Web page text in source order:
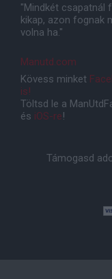
"Mindkét csapatnál
kikap, azon fognak
volna ha."
Manutd.com
Kövess minket
is!
Töltsd le a
és iOS-re!
Támogasd